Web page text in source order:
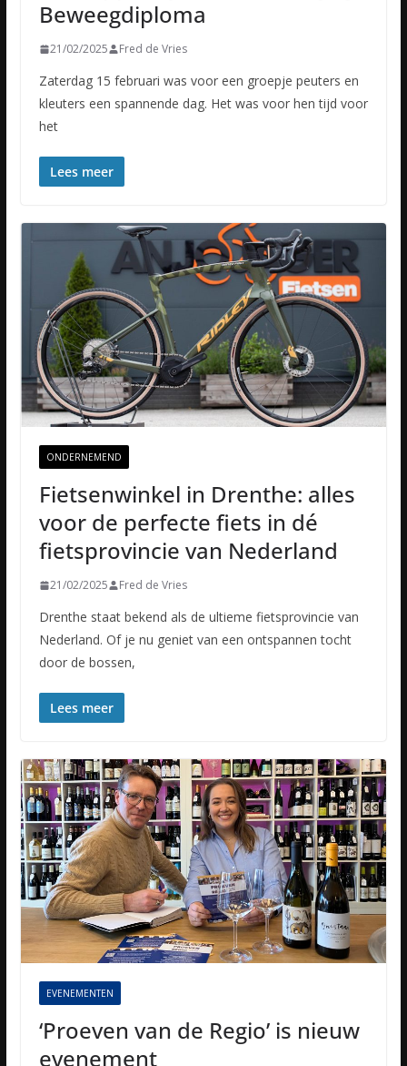
Beweegdiploma
21/02/2025 Fred de Vries
Zaterdag 15 februari was voor een groepje peuters en
kleuters een spannende dag. Het was voor hen tijd voor
het
Lees meer
ONDERNEMEND
Fietsenwinkel in Drenthe: alles
voor de perfecte fiets in dé
fietsprovincie van Nederland
21/02/2025 Fred de Vries
Drenthe staat bekend als de ultieme fietsprovincie van
Nederland. Of je nu geniet van een ontspannen tocht
door de bossen,
Lees meer
EVENEMENTEN
‘Proeven van de Regio’ is nieuw
evenement